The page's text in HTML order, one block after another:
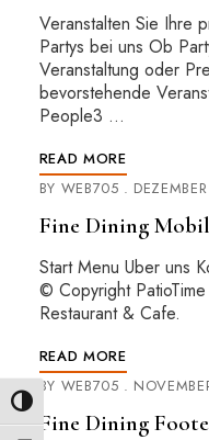
Umschalten auf hohe
Veranstalten Sie Ihre
Partys bei uns Ob
Veranstaltung oder
bevorstehende
People3 …
READ MORE
BY WEB705
Fine Dining
Start Menu Uber uns
© Copyright
Restaurant & Cafe.
READ MORE
BY WEB705
Fine Dining